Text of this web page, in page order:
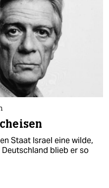
Staat Israel eine wilde,
blieb er so